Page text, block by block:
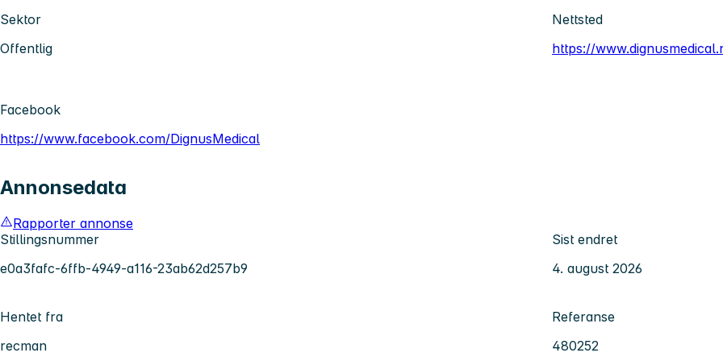
Sektor
Offentlig
Nettsted
https://
Facebook
https://www.facebook.com/DignusMedical
Annonsedata
Rapporter annonse
Stillingsnummer
e0a3fafc-6ffb-4949-a116-23ab62d257b9
Sist endret
4. august 2026
Hentet fra
recman
Referanse
480252